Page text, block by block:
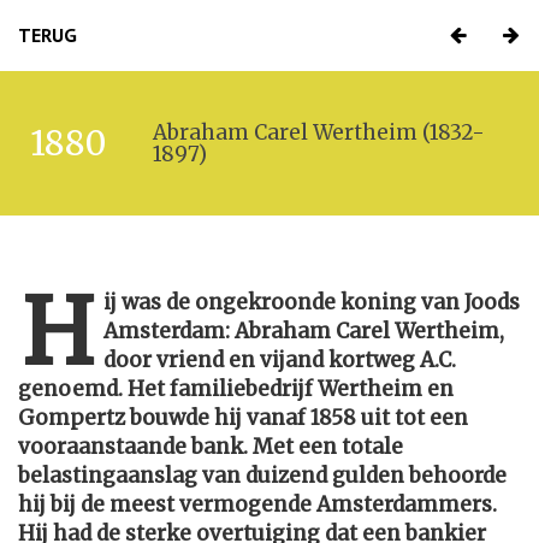
TERUG
1880
Abraham Carel Wertheim (1832-
1897)
H ij was de ongekroonde koning van Joods
Amsterdam: Abraham Carel Wertheim,
door vriend en vijand kortweg A.C.
genoemd. Het familiebedrijf Wertheim en
Gompertz bouwde hij vanaf 1858 uit tot een
vooraanstaande bank. Met een totale
belastingaanslag van duizend gulden behoorde
hij bij de meest vermogende Amsterdammers.
Hij had de sterke overtuiging dat een bankier